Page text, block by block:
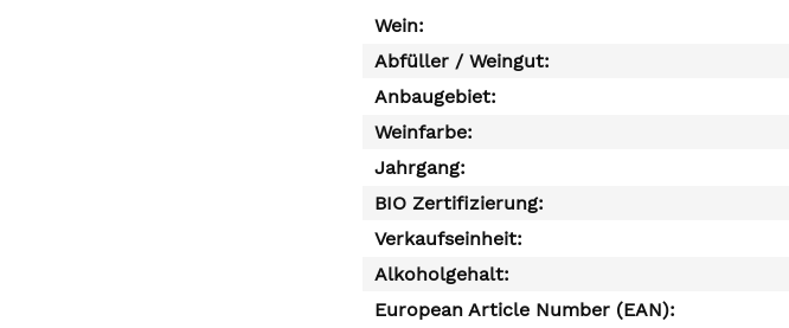
Wein:
Abfüller / Weingut:
Anbaugebiet:
Weinfarbe:
Jahrgang:
BIO Zertifizierung:
Verkaufseinheit:
Alkoholgehalt:
European Article Number (EAN):